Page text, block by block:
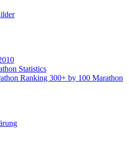
Statistics
Ranking 300+ by 100 Marathon